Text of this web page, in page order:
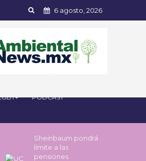
6 agosto, 2026
PODCAST
Sheinbaum pondrá
límite a las
pensiones